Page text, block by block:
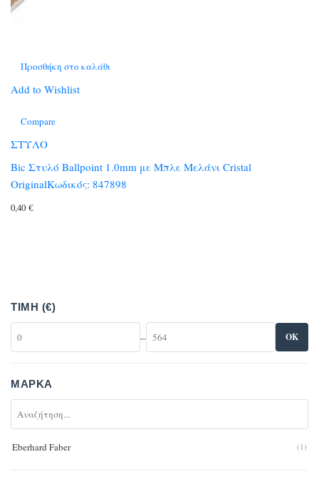
Προσθήκη στο καλάθι
Add to Wishlist
Compare
ΣΤΥΛΟ
Bic Στυλό Ballpoint 1.0mm με Μπλε Mελάνι Cristal
OriginalΚωδικός: 847898
0,40 €
ΤΙΜΉ (€)
– OK
ΜΆΡΚΑ
Eberhard Faber (1)